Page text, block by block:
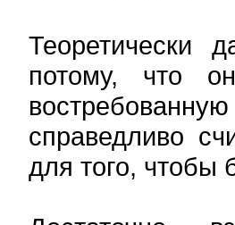
Теоретически
потому, что
справедливо
для того, чтобы